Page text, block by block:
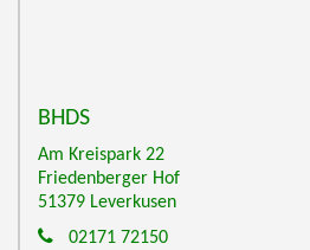
BHDS
Am Kreispark 22
Friedenberger Hof
51379 Leverkusen
02171 72150